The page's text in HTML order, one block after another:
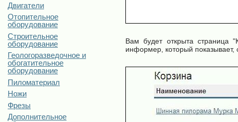
Двигатели
Отопительное
оборудование
Строительное
оборудование
Геологоразведочное и
обогатительное
оборудование
Пиломатериал
Ножи
Фрезы
Дополнительное
Вам будет открыта страница
информер, который показывает,